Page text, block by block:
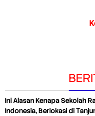
Ini Alasan Kenapa Sekolah
Indonesia, Berlokasi di